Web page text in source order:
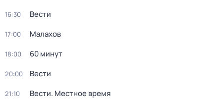
16:30 Вести
17:00 Малахов
18:00 60 минут
20:00 Вести
21:10 Вести. Местное время